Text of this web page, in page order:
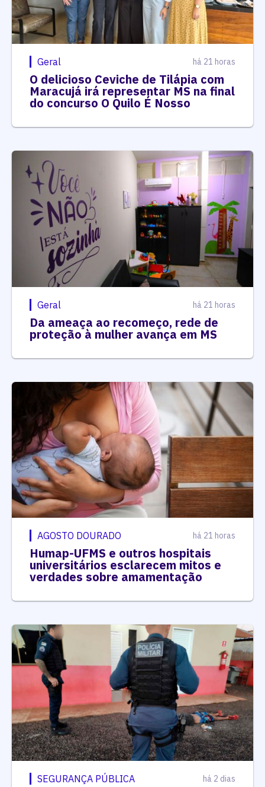
Geral há 21 horas
O delicioso Ceviche de Tilápia com
Maracujá irá representar MS na final
do concurso O Quilo É Nosso
Geral há 21 horas
Da ameaça ao recomeço, rede de
proteção à mulher avança em MS
AGOSTO DOURADO há 21 horas
Humap-UFMS e outros hospitais
universitários esclarecem mitos e
verdades sobre amamentação
SEGURANÇA PÚBLICA há 2 dias